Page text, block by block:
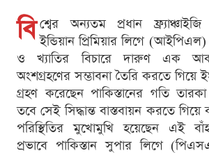
বি শ্বের অন্যতম প্রধান ফ্র্যাঞ্চাইজি
ইন্ডিয়ান প্রিমিয়ার লিগে
ও খ্যাতির বিচারে দারুণ এক
অংশগ্রহণের সম্ভাবনা তৈরি করতে গিয়ে
গ্রহণ করেছেন পাকিস্তানের গতি
তবে সেই সিদ্ধান্ত বাস্তবায়ন করতে
পরিস্থিতির মুখোমুখি হয়েছেন এই
প্রভাবে পাকিস্তান সুপার লিগে